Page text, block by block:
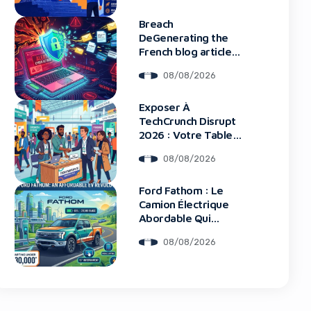
Breach
DeGenerating the
French blog article
: Tous Les Clients
08/08/2026
Exposer À
TechCrunch Disrupt
2026 : Votre Table
L’Innovation
08/08/2026
Ford Fathom : Le
Camion Électrique
Abordable Qui
Marché08/08/2026